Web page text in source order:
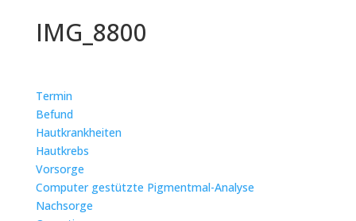
IMG_8800
Termin
Befund
Hautkrankheiten
Hautkrebs
Vorsorge
Computer gestützte Pigmentmal-Analyse
Nachsorge